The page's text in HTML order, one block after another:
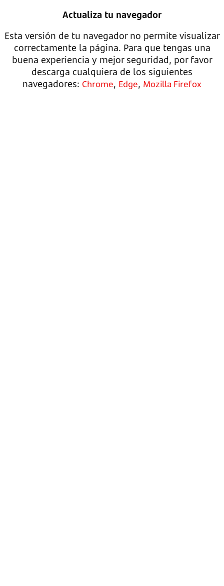
Actualiza tu navegador
Esta versión de tu navegador no permite visualizar
correctamente la página. Para que tengas una
buena experiencia y mejor seguridad, por favor
descarga cualquiera de los siguientes
navegadores: Chrome, Edge, Mozilla Firefox